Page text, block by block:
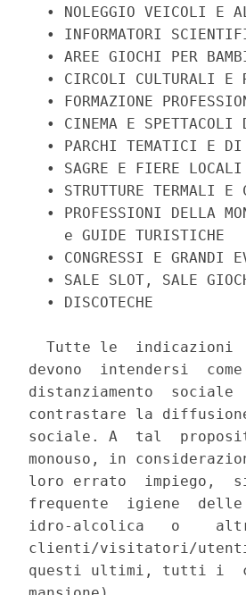
• NOLEGGIO VEICOLI E
• INFORMATORI
• AREE GIOCHI PER
• CIRCOLI CULTURALI E
• FORMAZIONE
• CINEMA E SPETTACOLI
• PARCHI TEMATICI E
  • SAGRE E FIERE LOCALI
• STRUTTURE TERMALI E
• PROFESSIONI DELLA
e
• CONGRESSI E GRANDI
• SALE SLOT, SALE
  • DISCOTECHE
Tutte le  indicazioni
devono  intendersi
distanziamento
contrastare la
sociale. A  tal
monouso, in
loro errato  impiego,
frequente  igiene
idro-alcolica   o
clienti/visitatori/
questi ultimi, tutti i